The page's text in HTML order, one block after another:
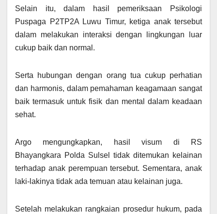
Selain itu, dalam hasil pemeriksaan Psikologi
Puspaga P2TP2A Luwu Timur, ketiga anak tersebut
dalam melakukan interaksi dengan lingkungan luar
cukup baik dan normal.
Serta hubungan dengan orang tua cukup perhatian
dan harmonis, dalam pemahaman keagamaan sangat
baik termasuk untuk fisik dan mental dalam keadaan
sehat.
Argo mengungkapkan, hasil visum di RS
Bhayangkara Polda Sulsel tidak ditemukan kelainan
terhadap anak perempuan tersebut. Sementara, anak
laki-lakinya tidak ada temuan atau kelainan juga.
Setelah melakukan rangkaian prosedur hukum, pada